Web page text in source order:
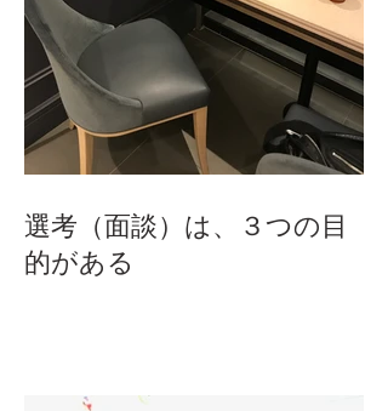
選考（面談）は、３つの目
的がある